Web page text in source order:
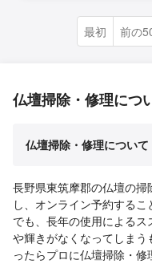
最初 前の
仏壇掃除・修理につ
仏壇掃除・修理について
長野県東筑摩郡の仏壇の
し、オンライン予約する
でも、長年の使用による
や輝きがなくなってしま
ったらプロに仏壇掃除・修